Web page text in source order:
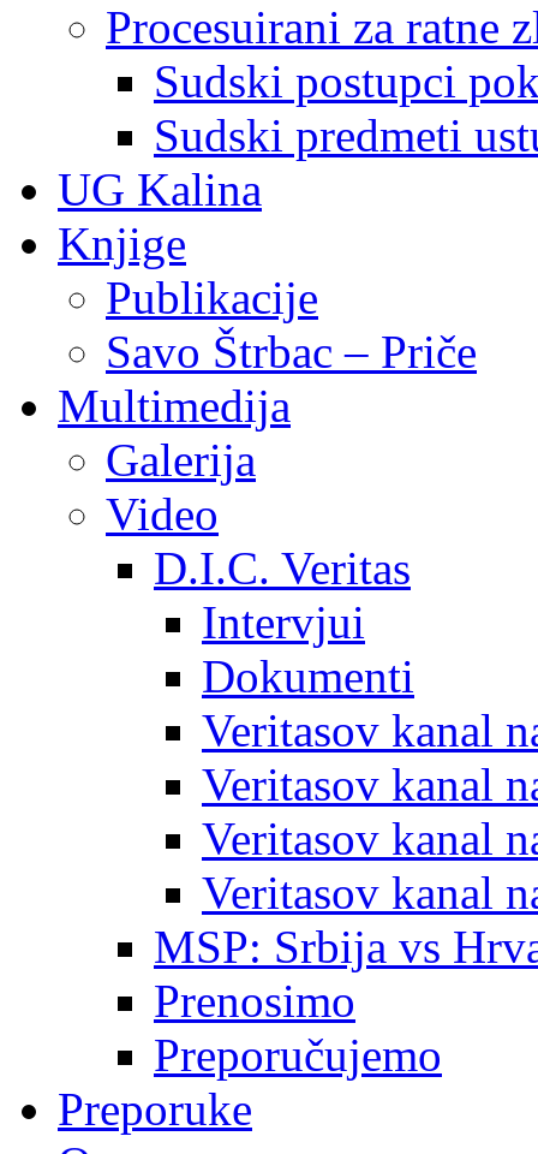
Procesuirani za ratne
Sudski postupci
Sudski predmeti
UG Kalina
Knjige
Publikacije
Savo Štrbac – Priče
Multimedija
Galerija
Video
D.I.C. Veritas
Intervjui
Dokumenti
Veritasov kanal
Veritasov kanal
Veritasov kanal
Veritasov kanal
MSP: Srbija vs
Prenosimo
Preporučujemo
Preporuke